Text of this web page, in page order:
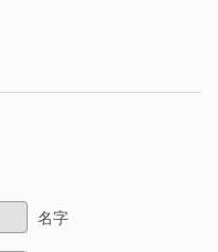
名字